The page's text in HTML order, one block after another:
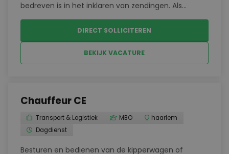
bedreven is in het inklaren van zendingen. Als
Declarant ben je verantwoordelijk voor het
operationeel verwerken van Import
Luchtvrachtzendingen en het nauwkeurig opstellen
van alle bijbehorende docu...
DIRECT SOLLICITEREN
BEKIJK VACATURE
Chauffeur CE
Transport & Logistiek MBO
haarlem
Dagdienst
Besturen en bedienen van de kipperwagen of